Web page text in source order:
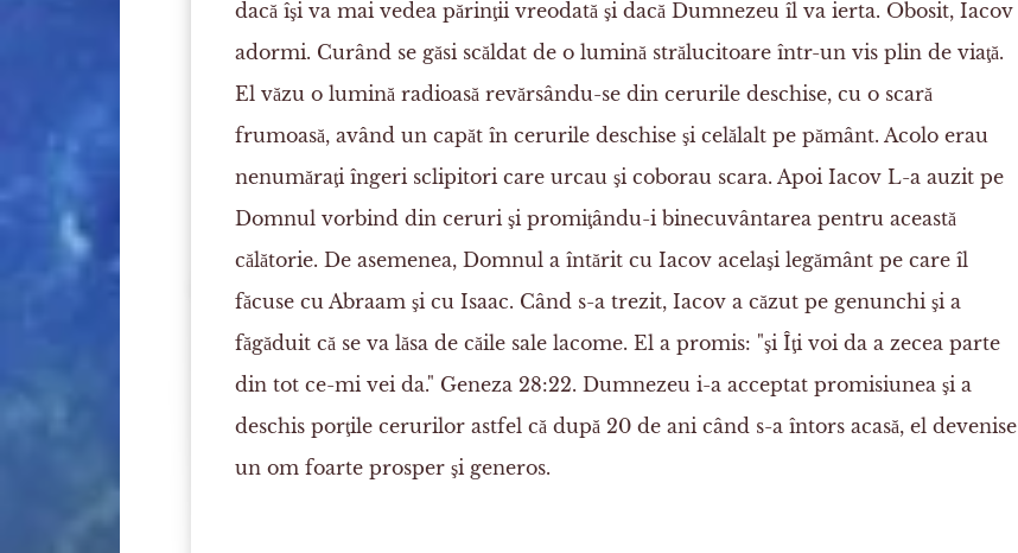
dacă îşi va mai vedea părinţii vreodată şi dacă Dumnezeu îl va ierta. Obosit, Iacov
adormi. Curând se găsi scăldat de o lumină strălucitoare într-un vis plin de viaţă.
El văzu o lumină radioasă revărsându-se din cerurile deschise, cu o scară
frumoasă, având un capăt în cerurile deschise şi celălalt pe pământ. Acolo erau
nenumăraţi îngeri sclipitori care urcau şi coborau scara. Apoi Iacov L-a auzit pe
Domnul vorbind din ceruri şi promiţându-i binecuvântarea pentru această
călătorie. De asemenea, Domnul a întărit cu Iacov acelaşi legământ pe care îl
făcuse cu Abraam şi cu Isaac. Când s-a trezit, Iacov a căzut pe genunchi şi a
făgăduit că se va lăsa de căile sale lacome. El a promis: "şi Îţi voi da a zecea parte
din tot ce-mi vei da." Geneza 28:22. Dumnezeu i-a acceptat promisiunea şi a
deschis porţile cerurilor astfel că după 20 de ani când s-a întors acasă, el devenise
un om foarte prosper şi generos.